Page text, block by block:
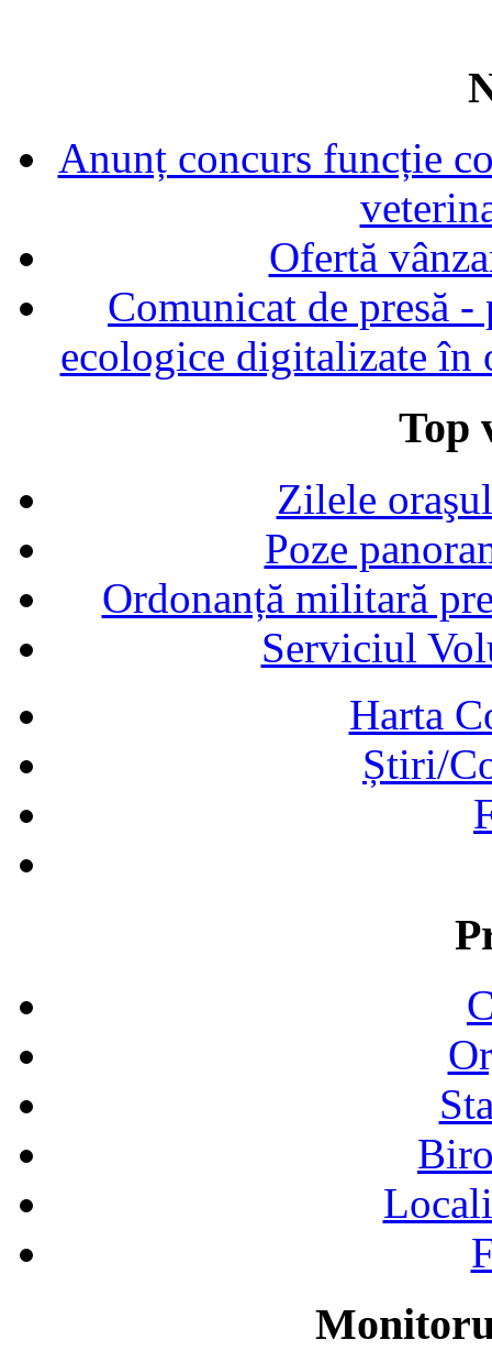
Anunț concurs funcție
Ofertă
Comunicat de presă
ecologice digitalizate în
Top
Zilele
Poze
Ordonanță militară
Serviciul
Harta
Știri/